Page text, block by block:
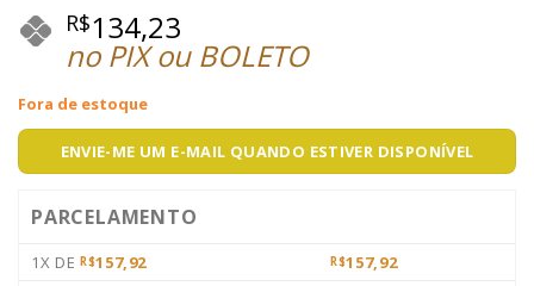
R$134,23
no PIX ou BOLETO
Fora de estoque
ENVIE-ME UM E-MAIL QUANDO ESTIVER DISPONÍVEL
PARCELAMENTO
1X DE R$157,92 R$157,92